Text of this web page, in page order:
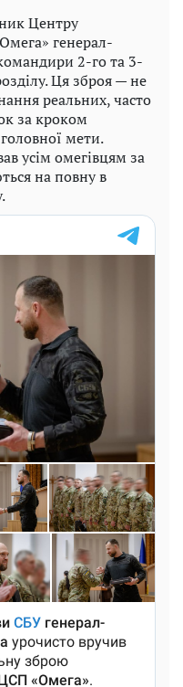
Центру
генерал-
2-го та 3-
Ця зброя — не
реальних, часто
за кроком
мети.
усім омегівцям за
на повну в